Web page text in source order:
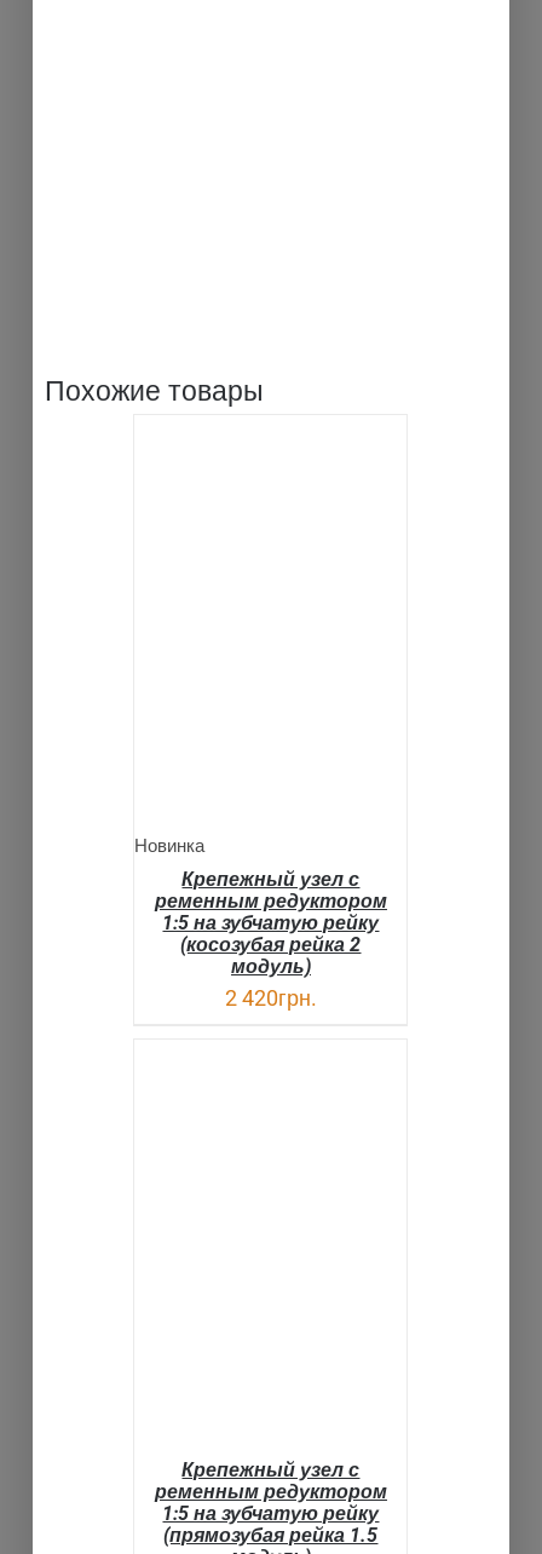
Похожие товары
Новинка
Крепежный узел с
ременным редуктором
1:5 на зубчатую рейку
(косозубая рейка 2
модуль)
2 420грн.
Крепежный узел с
ременным редуктором
1:5 на зубчатую рейку
(прямозубая рейка 1.5